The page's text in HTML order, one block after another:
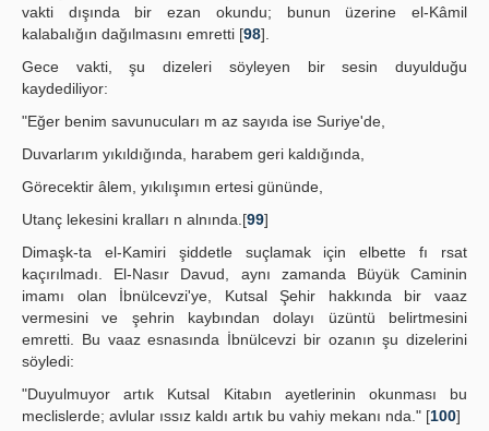
vakti dışında bir ezan okundu; bunun üzerine el-Kâmil
kalabalığın dağılmasını emretti [98].
Gece vakti, şu dizeleri söyleyen bir sesin duyulduğu
kaydediliyor:
"Eğer benim savunucuları m az sayıda ise Suriye'de,
Duvarlarım yıkıldığında, harabem geri kaldığında,
Görecektir âlem, yıkılışımın ertesi gününde,
Utanç lekesini kralları n alnında.[99]
Dimaşk-ta el-Kamiri şiddetle suçlamak için elbette fı rsat
kaçırılmadı. El-Nasır Davud, aynı zamanda Büyük Caminin
imamı olan İbnülcevzi'ye, Kutsal Şehir hakkında bir vaaz
vermesini ve şehrin kaybından dolayı üzüntü belirtmesini
emretti. Bu vaaz esnasında İbnülcevzi bir ozanın şu dizelerini
söyledi:
"Duyulmuyor artık Kutsal Kitabın ayetlerinin okunması bu
meclislerde; avlular ıssız kaldı artık bu vahiy mekanı nda." [100]